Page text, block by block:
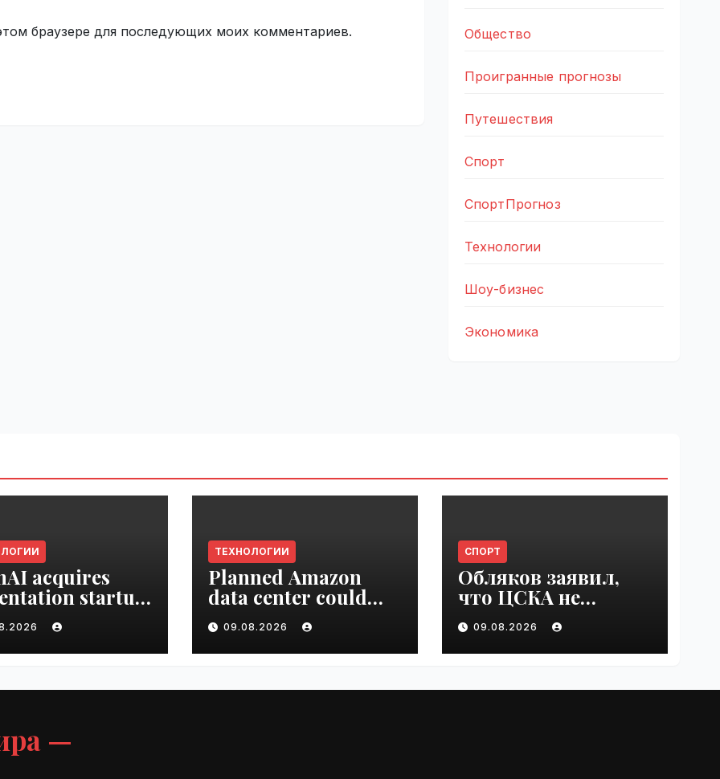
браузере для последующих моих комментариев. Общество
Проигранные прогнозы
Путешествия
Спорт
СпортПрогноз
Технологии
Шоу-бизнес
Экономика
acquires
startup
|
ТЕХНОЛОГИИ
Planned Amazon
data center could
become the biggest
climate polluter in
the U.S. | VseTime.ru
09.08.2026
СПОРТ
Обляков заявил,
что ЦСКА не
хватает Акинфеева
| VseTime.ru
09.08.2026
—